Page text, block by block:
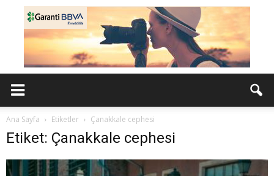
Ana Sayfa Etiketler Çanakkale cephesi
Etiket: Çanakkale cephesi